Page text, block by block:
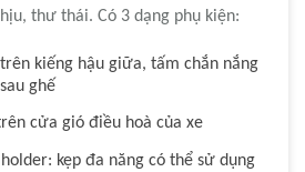
thư thái. Có 3 dạng phụ kiện:
kiếng hậu giữa, tấm chắn nắng
ghế
cửa gió điều hoà của xe
kẹp đa năng có thể sử dụng